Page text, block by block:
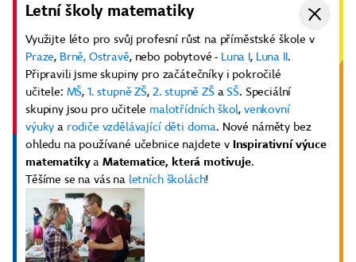
Odebírat newsletter
Aktuality Diskuze
Youtube kanál
Další odkazy
E-shop učebnic a pomůcek
Elektronické učebnice
Informace pro lektory
Obchodní podmínky
GDPR
Letní školy matematiky
Využijte léto pro svůj profesní růst na příměstské škole v
Praze, Brně, Ostravě, nebo pobytové - Luna I, Luna II.
Připravili jsme skupiny pro začátečníky i pokročilé
učitele: MŠ, 1. stupně ZŠ, 2. stupně ZŠaSŠ. Speciální
skupiny jsou pro učitele malotřídních škol, venkovní
výuky a rodiče vzdělávající děti doma. Nové náměty bez
ohledu na používané učebnice najdete v Inspirativní výuce
matematikya Matematice, která motivuje.
Těšíme se na vás na letních školách!